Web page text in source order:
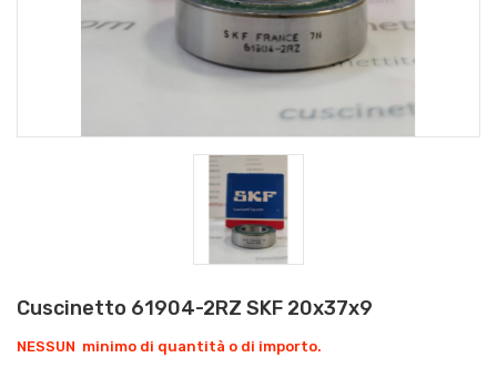
Cuscinetto 61904-2RZ SKF 20x37x9
NESSUN minimo di quantità o di importo.